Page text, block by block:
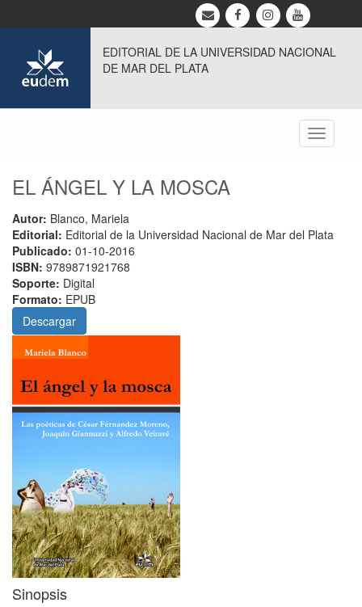
EDITORIAL DE LA UNIVERSIDAD NACIONAL
DE MAR DEL PLATA
Toggle
EL ÁNGEL Y LA MOSCA
Autor: Blanco, Mariela
Editorial: Editorial de la Universidad Nacional de Mar del Plata
Publicado: 01-10-2016
ISBN: 9789871921768
Soporte: Digital
Formato: EPUB
Descargar
Sinopsis